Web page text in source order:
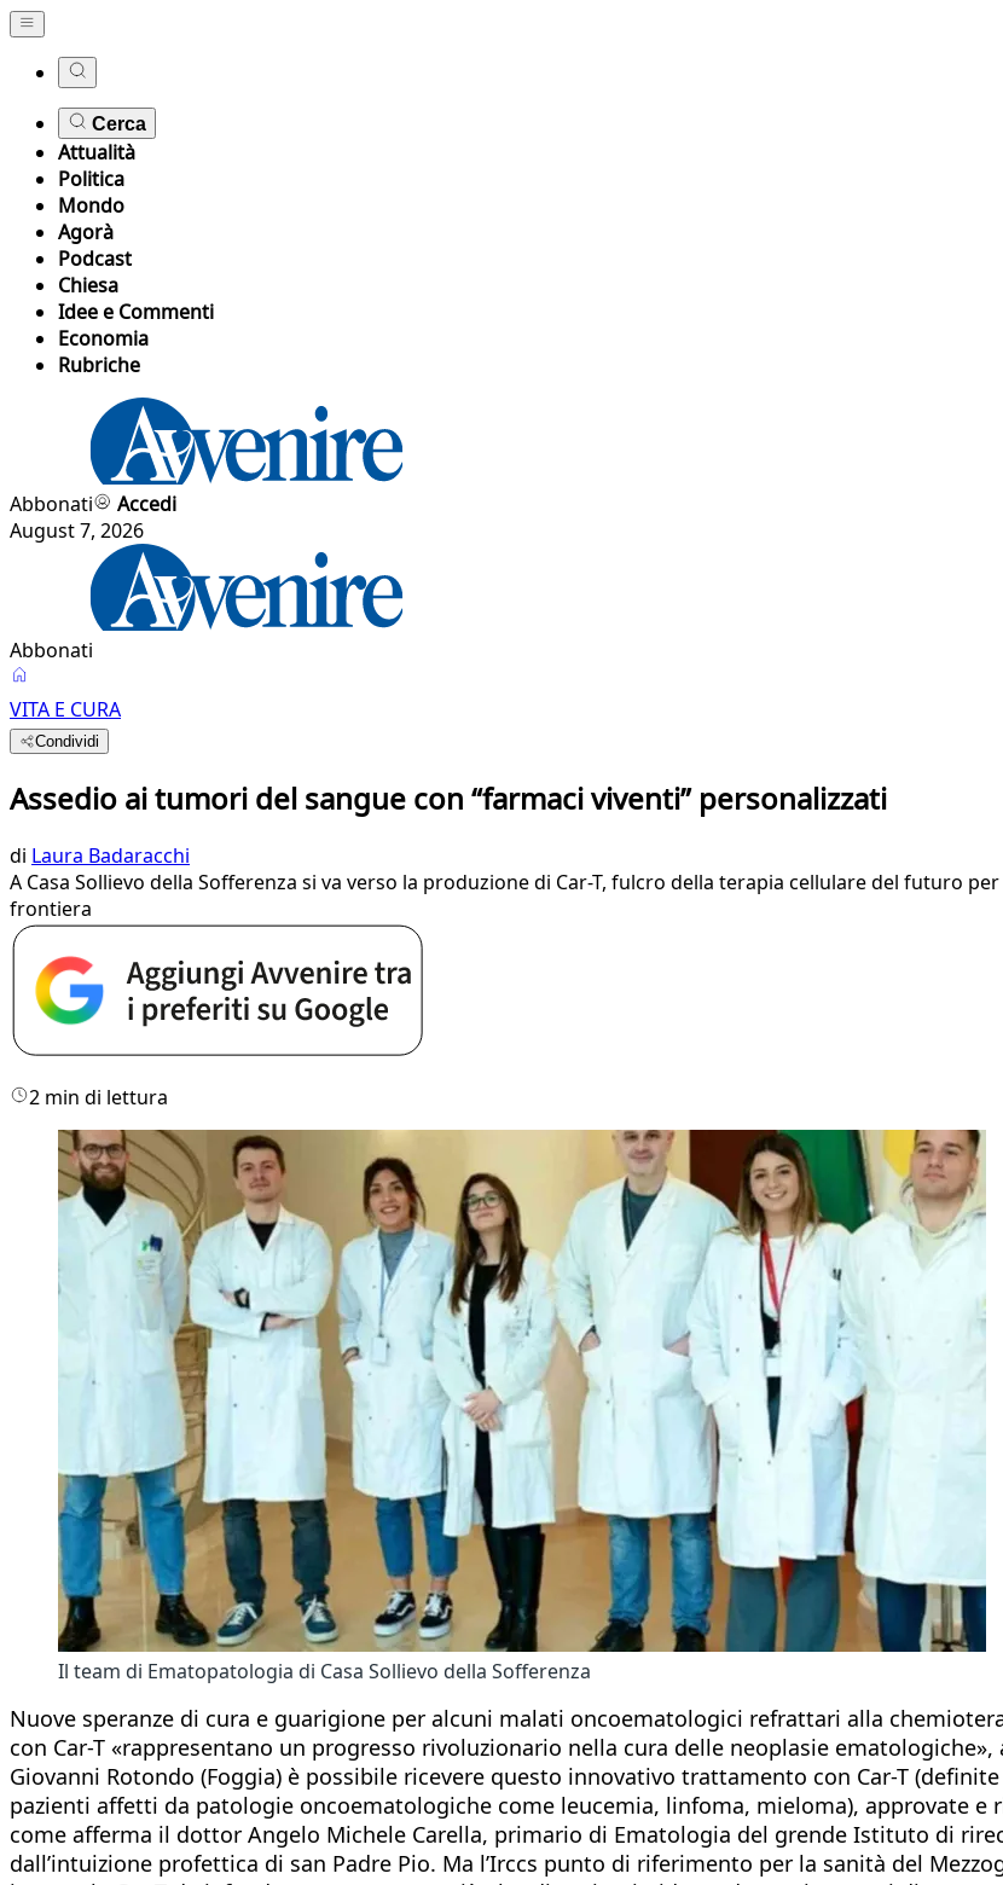
Cerca
Attualità
Politica
Mondo
Agorà
Podcast
Chiesa
Idee e Commenti
Economia
Rubriche
Abbonati
Accedi
August 7, 2026
Abbonati
VITA E CURA
Condividi
Assedio ai tumori del sangue con “farmaci viventi” personalizzati
di Laura Badaracchi
A Casa Sollievo della Sofferenza si va verso la produzione di Car-T, fulcro della terapia cellulare del futuro
frontiera
2 min di lettura
Il team di Ematopatologia di Casa Sollievo della Sofferenza
Nuove speranze di cura e guarigione per alcuni malati oncoematologici refrattari alla
con Car-T «rappresentano un progresso rivoluzionario nella cura delle neoplasie ematologiche»,
Giovanni Rotondo (Foggia) è possibile ricevere questo innovativo trattamento con Car-T
pazienti affetti da patologie oncoematologiche come leucemia, linfoma, mieloma), approvate
come afferma il dottor Angelo Michele Carella, primario di Ematologia del grende Istituto di
dall’intuizione profettica di san Padre Pio. Ma l’Irccs punto di riferimento per la sanità del